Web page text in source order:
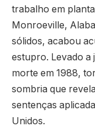
trabalho em
Monroeville,
sólidos, acabou
estupro. Levado a
morte em 1988,
sombria que
sentenças
Unidos.